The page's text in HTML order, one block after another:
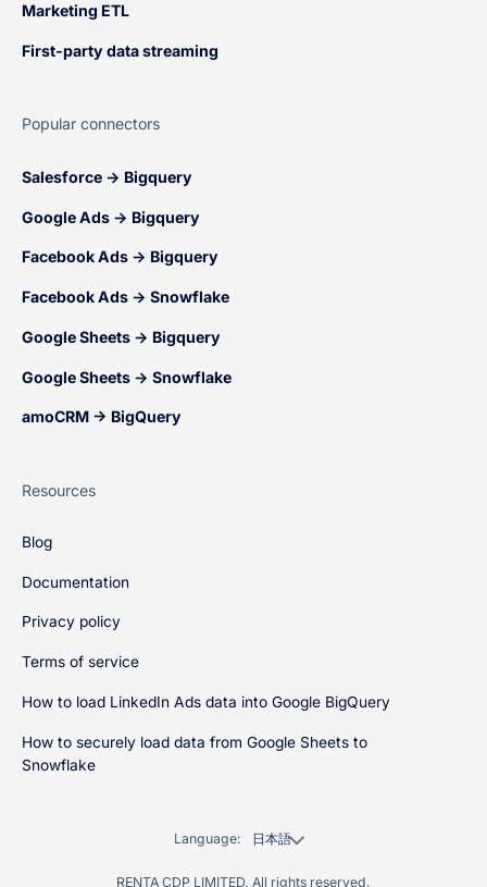
Marketing ETL
First-party data streaming
Popular connectors
Salesforce → Bigquery
Google Ads → Bigquery
Facebook Ads → Bigquery
Facebook Ads → Snowflake
Google Sheets → Bigquery
Google Sheets → Snowflake
amoCRM → BigQuery
Resources
Blog
Documentation
Privacy policy
Terms of service
How to load LinkedIn Ads data into Google BigQuery
How to securely load data from Google Sheets to
Snowflake
RENTA CDP LIMITED. All rights reserved.
Language: 日本語